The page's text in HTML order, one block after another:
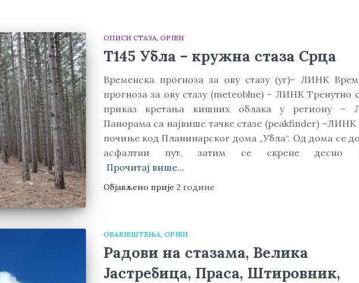
ОПИСИ СТАЗА ОРЈЕН
Т145 Убла – кружна стаза Срца
Временска прогноза за ову стазу (yr)– ЛИНК
прогноза за ову стазу (meteoblue) – ЛИНК Тренутно
приказ кретања кишних облака у региону –
Панорама са највише тачке стазе (peakfinder) –ЛИНК
почиње код Планинарског дома „Убла“. Од дома се
асфалтни пут, затим се скрене десно
Прочитај више…
Објављено прије 2 године
ОБАВЈЕШТЕЊА ОРЈЕН
Радови на стазама, Велика
Јастребица, Праса, Штировник,